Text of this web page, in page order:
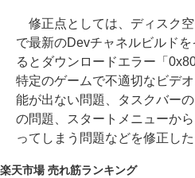
修正点としては、ディスク
で最新のDevチャネルビルド
るとダウンロードエラー「
特定のゲームで不適切なビデ
能が出ない問題、タスクバー
の問題、スタートメニューか
ってしまう問題などを修正した
楽天市場 売れ筋ランキング